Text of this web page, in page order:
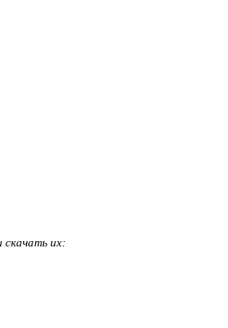
скачать их: